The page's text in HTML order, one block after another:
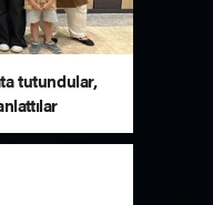
tutundular,